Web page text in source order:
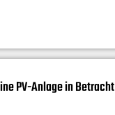
PV-Anlage in Betracht